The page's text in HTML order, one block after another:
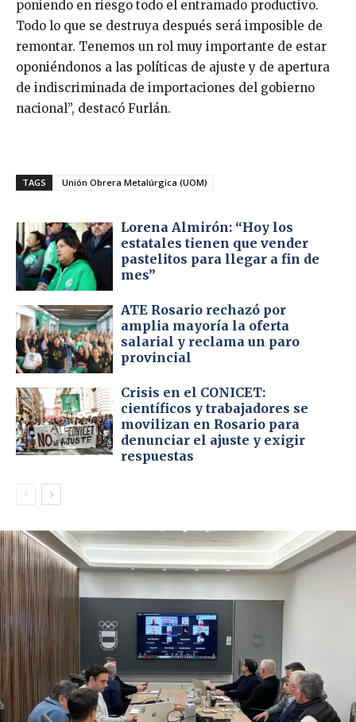
poniendo en riesgo todo el entramado productivo.
Todo lo que se destruya después será imposible de
remontar. Tenemos un rol muy importante de estar
oponiéndonos a las políticas de ajuste y de apertura
de indiscriminada de importaciones del gobierno
nacional”, destacó Furlán.
TAGS Unión Obrera Metalúrgica (UOM)
Lorena Almirón: “Hoy los
estatales tienen que vender
pastelitos para llegar a fin de
mes”
ATE Rosario rechazó por
amplia mayoría la oferta
salarial y reclama un paro
provincial
Crisis en el CONICET:
científicos y trabajadores se
movilizan en Rosario para
denunciar el ajuste y exigir
respuestas